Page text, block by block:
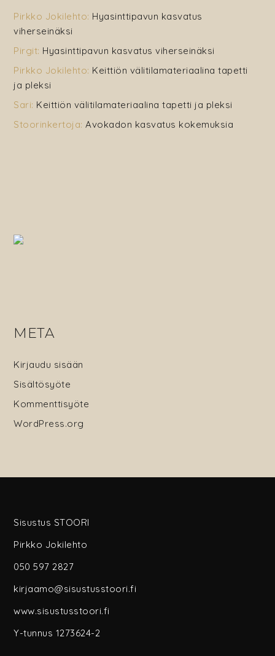
Pirkko Jokilehto: Hyasinttipavun kasvatus
viherseinäksi
Pirgit: Hyasinttipavun kasvatus viherseinäksi
Pirkko Jokilehto: Keittiön välitilamateriaalina tapetti
ja pleksi
Sari: Keittiön välitilamateriaalina tapetti ja pleksi
Stoorinkertoja:Avokadon kasvatus kokemuksia
META
Kirjaudu sisään
Sisältösyöte
Kommenttisyöte
WordPress.org
Sisustus STOORI
Pirkko Jokilehto
050 597 2827
kirjaamo@sisustusstoori.fi
www.sisustusstoori.fi
Y-tunnus 1273624-2